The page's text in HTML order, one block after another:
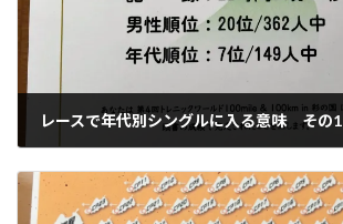
レースで年代別シングルに入る意味 その1